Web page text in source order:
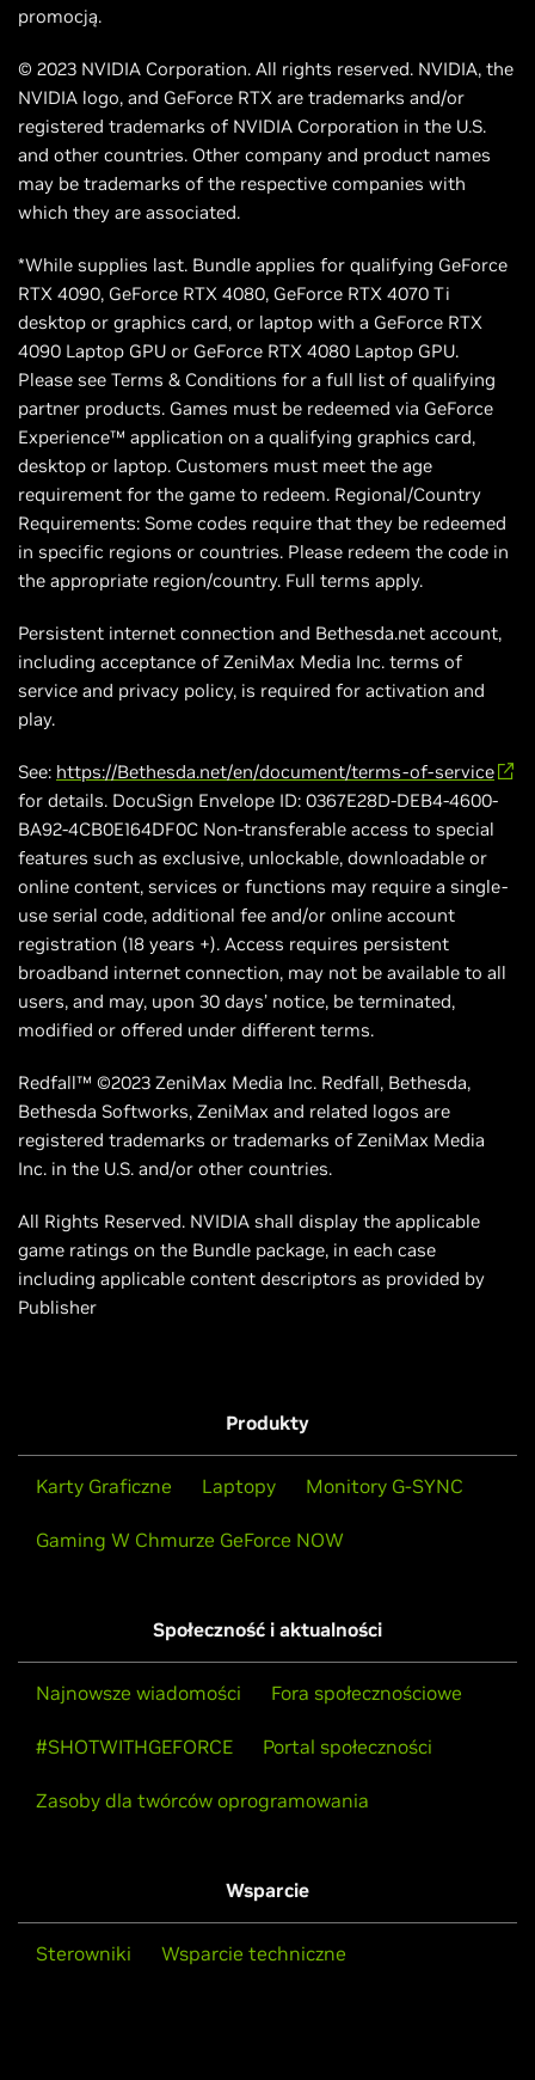
promocją.
© 2023 NVIDIA Corporation. All rights reserved. NVIDIA, the
NVIDIA logo, and GeForce RTX are trademarks and/or
registered trademarks of NVIDIA Corporation in the U.S.
and other countries. Other company and product names
may be trademarks of the respective companies with
which they are associated.
*While supplies last. Bundle applies for qualifying GeForce
RTX 4090, GeForce RTX 4080, GeForce RTX 4070 Ti
desktop or graphics card, or laptop with a GeForce RTX
4090 Laptop GPU or GeForce RTX 4080 Laptop GPU.
Please see Terms & Conditions for a full list of qualifying
partner products. Games must be redeemed via GeForce
Experience™ application on a qualifying graphics card,
desktop or laptop. Customers must meet the age
requirement for the game to redeem. Regional/Country
Requirements: Some codes require that they be redeemed
in specific regions or countries. Please redeem the code in
the appropriate region/country. Full terms apply.
Persistent internet connection and Bethesda.net account,
including acceptance of ZeniMax Media Inc. terms of
service and privacy policy, is required for activation and
play.
See: https://Bethesda.net/en/document/terms-of-service
for details. DocuSign Envelope ID: 0367E28D-DEB4-4600-
BA92-4CB0E164DF0C Non-transferable access to special
features such as exclusive, unlockable, downloadable or
online content, services or functions may require a single-
use serial code, additional fee and/or online account
registration (18 years +). Access requires persistent
broadband internet connection, may not be available to all
users, and may, upon 30 days’ notice, be terminated,
modified or offered under different terms.
Redfall™ ©2023 ZeniMax Media Inc. Redfall, Bethesda,
Bethesda Softworks, ZeniMax and related logos are
registered trademarks or trademarks of ZeniMax Media
Inc. in the U.S. and/or other countries.
All Rights Reserved. NVIDIA shall display the applicable
game ratings on the Bundle package, in each case
including applicable content descriptors as provided by
Publisher
Produkty
Karty Graficzne Laptopy Monitory G-SYNC
Gaming W Chmurze GeForce NOW
Społeczność i aktualności
Najnowsze wiadomości Fora społecznościowe
#SHOTWITHGEFORCE Portal społeczności
Zasoby dla twórców oprogramowania
Wsparcie
Sterowniki Wsparcie techniczne